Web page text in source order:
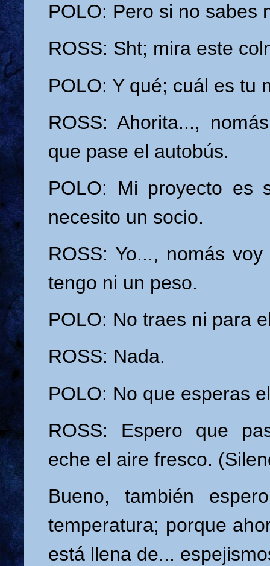
POLO: Pero si no sabes
ROSS: Sht; mira este
POLO: Y qué; cuál es tu
ROSS: Ahorita...,
que pase el autobús.
POLO: Mi proyecto es
necesito un socio.
ROSS: Yo..., nomás
tengo ni un peso.
POLO: No traes ni para
ROSS: Nada.
POLO: No que esperas
ROSS: Espero que
eche el aire fresco.
Bueno, también
temperatura; porque
está llena de...